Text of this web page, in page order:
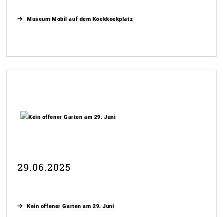
Museum Mobil auf dem Koekkoekplatz
29.06.2025
Kein offener Garten am 29. Juni